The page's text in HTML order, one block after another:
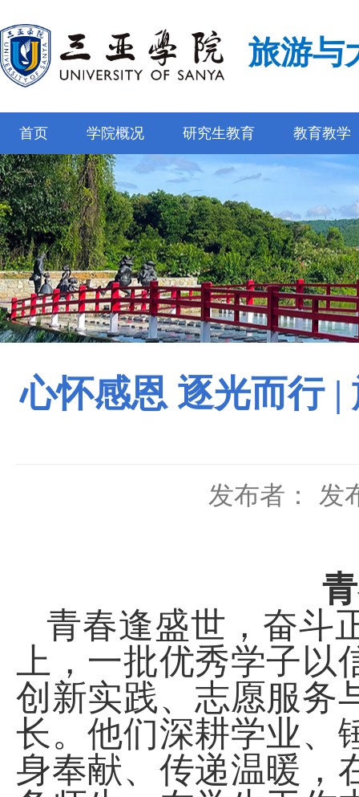
旅游与
首页 学院概况 研究生教育 教育教学
心怀感恩 逐光而行
发布者： 发
青春逢盛世，奋斗
上，一批优秀学子
创新实践、志愿服务
长。他们深耕学业、
身奉献、传递温暖，